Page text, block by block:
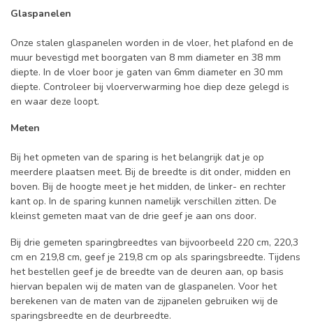
Glaspanelen
Onze stalen glaspanelen worden in de vloer, het plafond en de
muur bevestigd met boorgaten van 8 mm diameter en 38 mm
diepte. In de vloer boor je gaten van 6mm diameter en 30 mm
diepte. Controleer bij vloerverwarming hoe diep deze gelegd is
en waar deze loopt.
Meten
Bij het opmeten van de sparing is het belangrijk dat je op
meerdere plaatsen meet. Bij de breedte is dit onder, midden en
boven. Bij de hoogte meet je het midden, de linker- en rechter
kant op. In de sparing kunnen namelijk verschillen zitten. De
kleinst gemeten maat van de drie geef je aan ons door.
Bij drie gemeten sparingbreedtes van bijvoorbeeld 220 cm, 220,3
cm en 219,8 cm, geef je 219,8 cm op als sparingsbreedte. Tijdens
het bestellen geef je de breedte van de deuren aan, op basis
hiervan bepalen wij de maten van de glaspanelen. Voor het
berekenen van de maten van de zijpanelen gebruiken wij de
sparingsbreedte en de deurbreedte.